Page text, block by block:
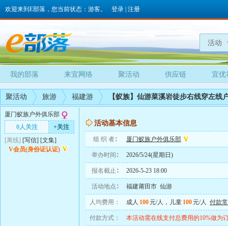
欢迎来到E部落，您当前状态：游客。 登录 注册
活动
我的部落 来宜网络 聚活动 供应链 宜优
聚活动 旅游 福建游 【蚁族】仙游菜溪岩徒步右线穿左线
厦门蚁族户外俱乐部
0人关注
+关注
[离线] [写信] [文集]
V会员(身份证认证)
活动基本信息
组 织 者∶ 厦门蚁族户外俱乐部
举办时间∶ 2026/5/24(星期日)
报名截止∶ 2026-5-23 18:00
活动地点∶ 福建莆田市 仙游
人均费用： 成人 100元/人，儿童 100元/人 付款
付款方式： 本活动需在线支付总费用的10%做为